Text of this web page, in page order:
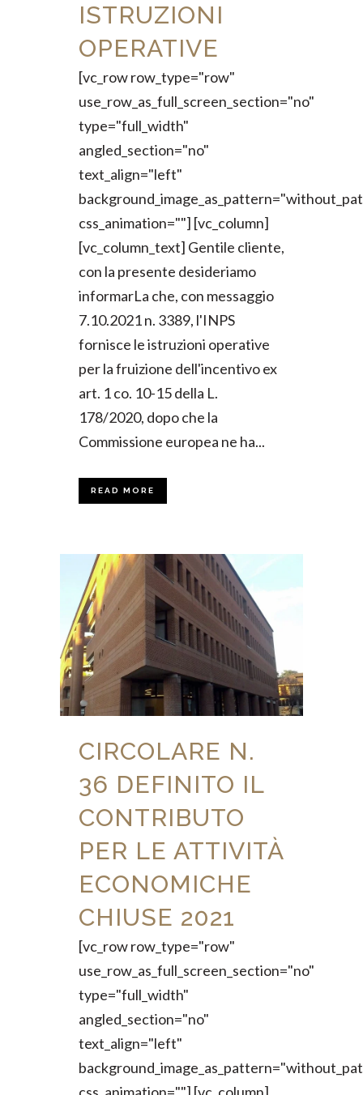
ISTRUZIONI
OPERATIVE
[vc_row row_type="row"
use_row_as_full_screen_section="no"
type="full_width"
angled_section="no"
text_align="left"
css_animation=""] [vc_column]
[vc_column_text] Gentile cliente,
con la presente desideriamo
informarLa che, con messaggio
7.10.2021 n. 3389, l'INPS
fornisce le istruzioni operative
per la fruizione dell'incentivo ex
art. 1 co. 10-15 della L.
178/2020, dopo che la
Commissione europea ne ha...
READ MORE
CIRCOLARE N.
36 DEFINITO IL
CONTRIBUTO
PER LE ATTIVITÀ
ECONOMICHE
CHIUSE 2021
[vc_row row_type="row"
use_row_as_full_screen_section="no"
type="full_width"
angled_section="no"
text_align="left"